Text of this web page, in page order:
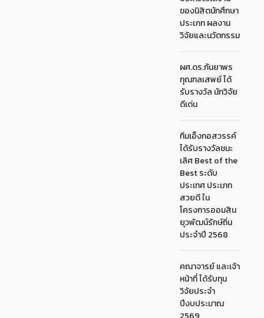
ของนิสิตนักศึกษา
ประเภท ผลงาน
วิจัยและนวัตกรรม
ผศ.ดร.กันยาพร
กุณฑลเสพย์ ได้
รับรางวัล นักวิจัย
ดีเด่น
ทีมเอ็งกอสวรรค์
ได้รับรางวัลชนะ
เลิศ Best of the
Best ระดับ
ประเทศ ประเภท
สวยดี ใน
โครงการออมสิน
ยุวพัฒน์รักษ์ถิ่น
ประจำปี 2568
คณาจารย์ และเจ้า
หน้าที่ ได้รับทุน
วิจัยประจำ
ปีงบประมาณ